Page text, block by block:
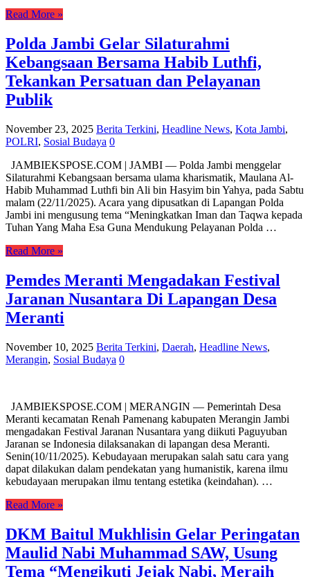
Read More »
Polda Jambi Gelar Silaturahmi
Kebangsaan Bersama Habib Luthfi,
Tekankan Persatuan dan Pelayanan
Publik
November 23, 2025 Berita Terkini, Headline News, Kota Jambi,
POLRI, Sosial Budaya 0
JAMBIEKSPOSE.COM | JAMBI — Polda Jambi menggelar
Silaturahmi Kebangsaan bersama ulama kharismatik, Maulana Al-
Habib Muhammad Luthfi bin Ali bin Hasyim bin Yahya, pada Sabtu
malam (22/11/2025). Acara yang dipusatkan di Lapangan Polda
Jambi ini mengusung tema “Meningkatkan Iman dan Taqwa kepada
Tuhan Yang Maha Esa Guna Mendukung Pelayanan Polda …
Read More »
Pemdes Meranti Mengadakan Festival
Jaranan Nusantara Di Lapangan Desa
Meranti
November 10, 2025 Berita Terkini, Daerah, Headline News,
Merangin, Sosial Budaya 0
JAMBIEKSPOSE.COM | MERANGIN — Pemerintah Desa
Meranti kecamatan Renah Pamenang kabupaten Merangin Jambi
mengadakan Festival Jaranan Nusantara yang diikuti Paguyuban
Jaranan se Indonesia dilaksanakan di lapangan desa Meranti.
Senin(10/11/2025). Kebudayaan merupakan salah satu cara yang
dapat dilakukan dalam pendekatan yang humanistik, karena ilmu
kebudayaan merupakan ilmu tentang estetika (keindahan). …
Read More »
DKM Baitul Mukhlisin Gelar Peringatan
Maulid Nabi Muhammad SAW, Usung
Tema “Mengikuti Jejak Nabi, Meraih